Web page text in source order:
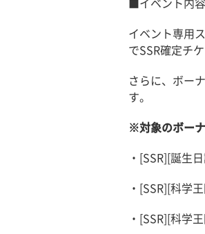
■イベント内容
イベント専用
でSSR確定チ
さらに、ボー
す。
※対象のボー
・[SSR][誕生
・[SSR][科学
・[SSR][科学